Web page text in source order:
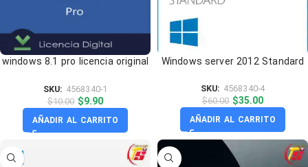
windows 8.1 pro licencia original
SKU: 4568340-1
$10.00 $9.90
AÑADIR AL CARRITO
Windows server 2012 Standard
SKU: 4568340-4
$60.00 $35.00
AÑADIR AL CARRITO